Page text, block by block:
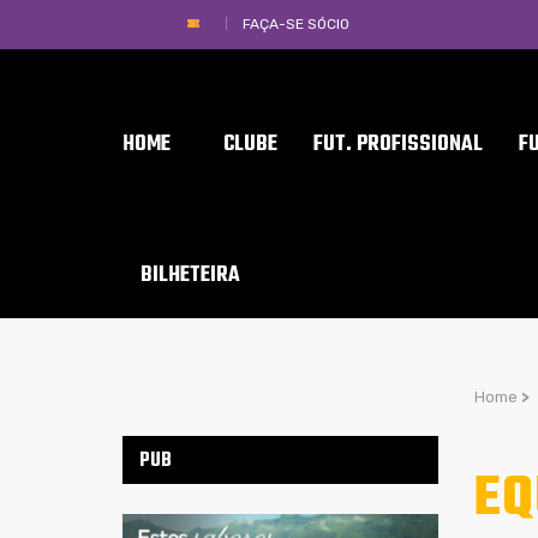
FAÇA-SE SÓCIO
HOME CLUBE FUT. PROFISSIONAL
BILHETEIRA
Home >
PUB